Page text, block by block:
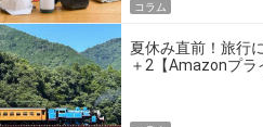
コラム
夏休み直前！旅行
＋2【Amazonプラ